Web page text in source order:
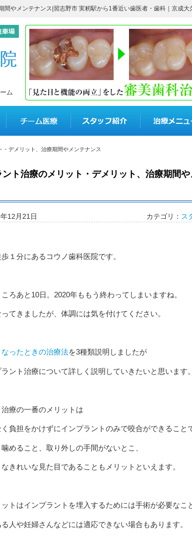
間やメンテナンス|習志野市 実籾駅から1番近い歯医者・歯科｜京成
ム
・デメリット、治療期間やメンテナンス
ント治療のメリット・デメリット、治療期間
12月21日 カテゴリ： ス
１分にあるコウノ歯科医院です。
ろあと10日。2020年ももう終わってしまいますね。
てきましたが、体調には気を付けてください。
ったときの治療法を3種類説明しましたが
ント治療について詳しく説明していきたいと思います。
療の一番のメリットは
負担をかけずにインプラントのみで咬合ができること
めること、取り外しの手間がないとこ、
きれいな見た目であることもメリットといえます。
トはインプラントを埋入するためには手術が必要なこ
人や妊婦さんなどには適応できない場合もあります。